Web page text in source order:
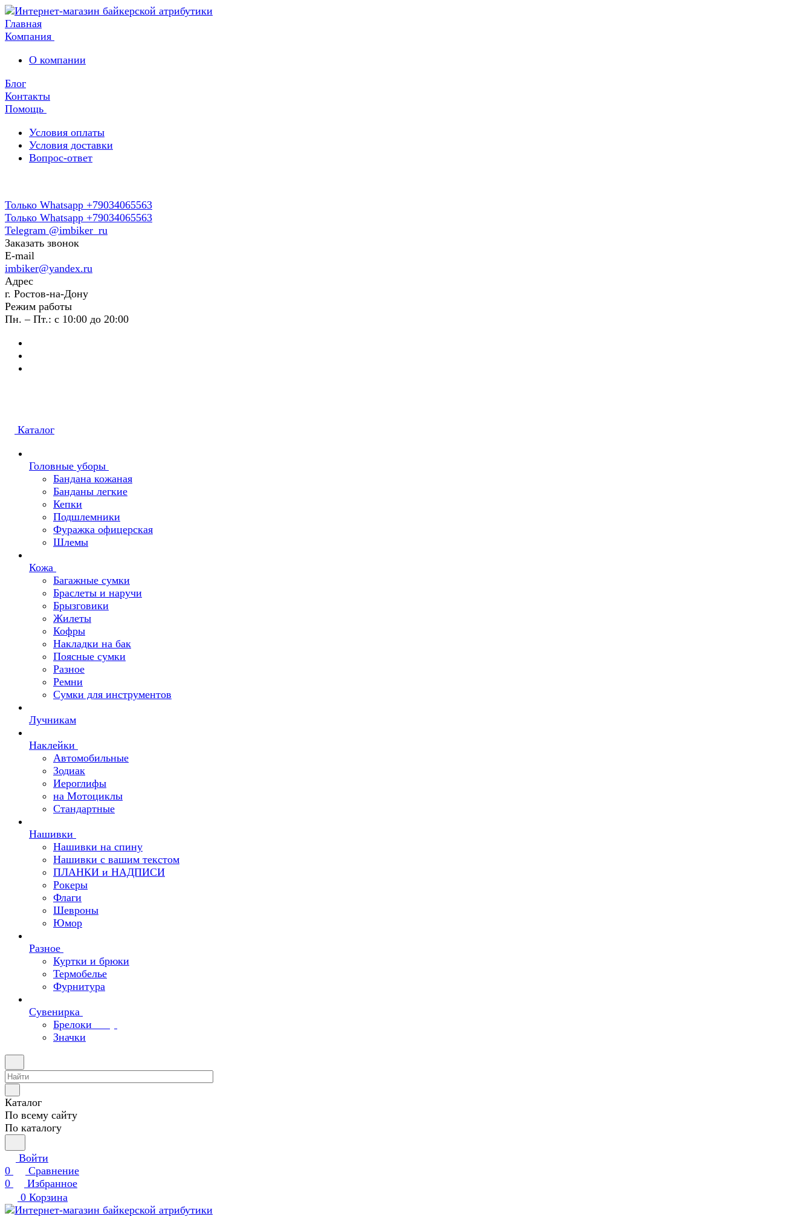
Главная
Компания
О компании
Блог
Контакты
Помощь
Условия оплаты
Условия доставки
Вопрос-ответ
Только Whatsapp +79034065563
Только Whatsapp +79034065563
Telegram @imbiker_ru
Заказать звонок
E-mail
imbiker@yandex.ru
Адрес
г. Ростов-на-Дону
Режим работы
Пн. – Пт.: с 10:00 до 20:00
Каталог
Головные уборы
Бандана кожаная
Банданы легкие
Кепки
Подшлемники
Фуражка офицерская
Шлемы
Кожа
Багажные сумки
Браслеты и наручи
Брызговики
Жилеты
Кофры
Накладки на бак
Поясные сумки
Разное
Ремни
Сумки для инструментов
Лучникам
Наклейки
Автомобильные
Зодиак
Иероглифы
на Мотоциклы
Стандартные
Нашивки
Нашивки на спину
Нашивки с вашим текстом
ПЛАНКИ и НАДПИСИ
Рокеры
Флаги
Шевроны
Юмор
Разное
Куртки и брюки
Термобелье
Фурнитура
Сувенирка
Брелоки
Значки
Каталог
По всему сайту
По каталогу
Войти
0
Сравнение
0
Избранное
0 Корзина